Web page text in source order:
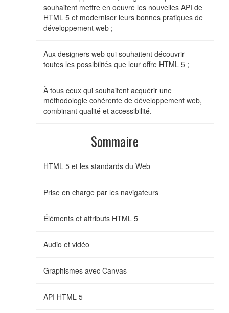
souhaitent mettre en oeuvre les nouvelles API de
HTML 5 et moderniser leurs bonnes pratiques de
développement web ;
Aux designers web qui souhaitent découvrir
toutes les possibilités que leur offre HTML 5 ;
À tous ceux qui souhaitent acquérir une
méthodologie cohérente de développement web,
combinant qualité et accessibilité.
Sommaire
HTML 5 et les standards du Web
Prise en charge par les navigateurs
Éléments et attributs HTML 5
Audio et vidéo
Graphismes avec Canvas
API HTML 5